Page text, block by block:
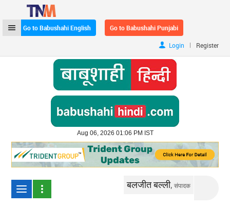
Go to Babushahi English Go to Babushahi Punjabi
Login | Register
Aug 06, 2026 01:06 PM IST
बलजीत बल्ली,संपादक